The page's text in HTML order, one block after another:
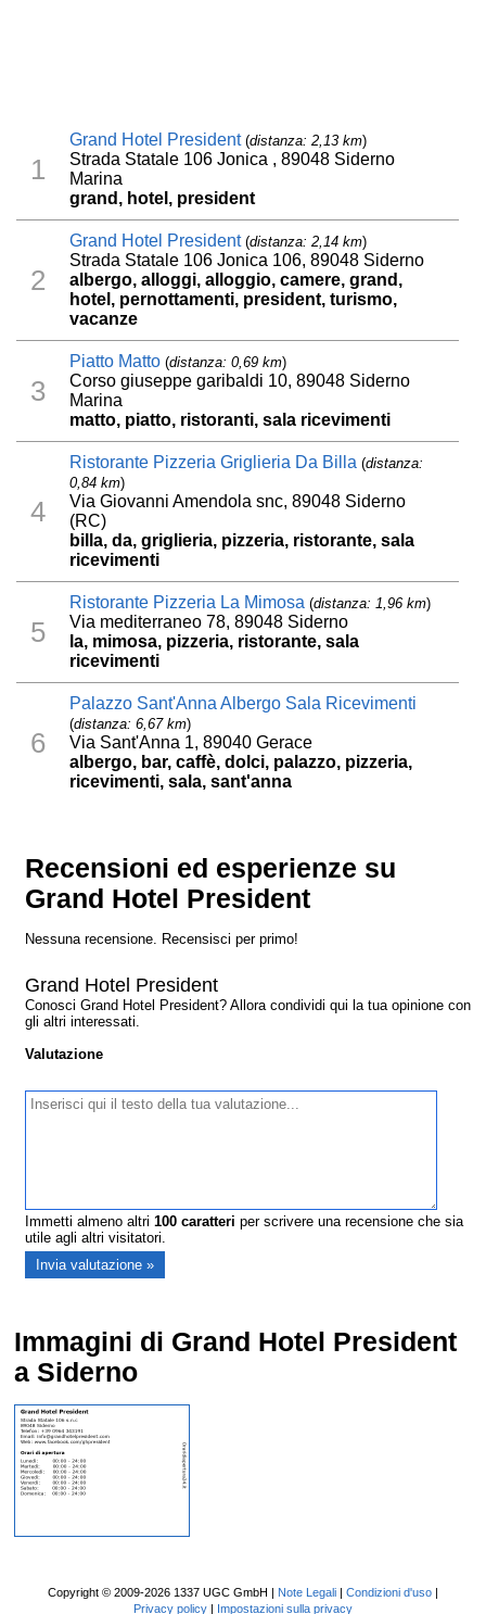
1
Grand Hotel President(distanza: 2,13 km)
Strada Statale 106 Jonica , 89048 Siderno
Marina
grand, hotel, president
2
Grand Hotel President(distanza: 2,14 km)
Strada Statale 106 Jonica 106, 89048 Siderno
albergo, alloggi, alloggio, camere, grand,
hotel, pernottamenti, president, turismo,
vacanze
3
Piatto Matto (distanza: 0,69 km)
Corso giuseppe garibaldi 10, 89048 Siderno
Marina
matto, piatto, ristoranti, sala ricevimenti
4
Ristorante Pizzeria Griglieria Da Billa (distanza:
0,84 km)
Via Giovanni Amendola snc, 89048 Siderno
(RC)
billa, da, griglieria, pizzeria, ristorante, sala
ricevimenti
5
Ristorante Pizzeria La Mimosa (distanza: 1,96 km)
Via mediterraneo 78, 89048 Siderno
la, mimosa, pizzeria, ristorante, sala
ricevimenti
6
Palazzo Sant'Anna Albergo Sala Ricevimenti
(distanza: 6,67 km)
Via Sant'Anna 1, 89040 Gerace
albergo, bar, caffè, dolci, palazzo, pizzeria,
ricevimenti, sala, sant'anna
Recensioni ed esperienze su
Grand Hotel President
Nessuna recensione. Recensisci per primo!
Grand Hotel President
Conosci Grand Hotel President? Allora condividi qui la tua opinione con
gli altri interessati.
Valutazione
Immetti almeno altri100 caratteri per scrivere una recensione che sia
utile agli altri visitatori.
Immagini di Grand Hotel President
a Siderno
Copyright © 2009-2026 1337 UGC GmbH | Note Legali| Condizioni d'uso|
Privacy policy| Impostazioni sulla privacy